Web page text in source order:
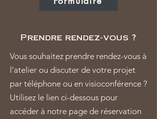
Prendre rendez-vous ?
Vous souhaitez prendre rendez-vous à
l'atelier ou discuter de votre projet
par téléphone ou en visioconférence ?
Utilisez le lien ci-dessous pour
accéder à notre page de réservation